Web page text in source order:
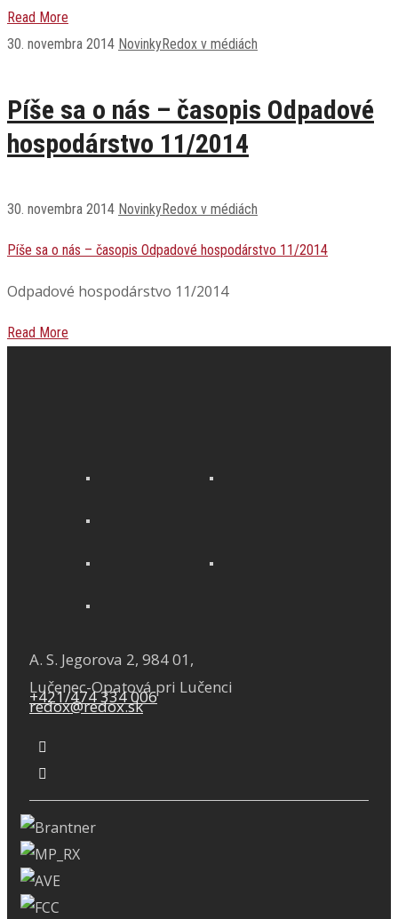
Read More
30. novembra 2014 NovinkyRedox v médiách
Píše sa o nás – časopis Odpadové
hospodárstvo 11/2014
30. novembra 2014 NovinkyRedox v médiách
Píše sa o nás – časopis Odpadové hospodárstvo 11/2014
Odpadové hospodárstvo 11/2014
Read More
A. S. Jegorova 2, 984 01,
Lučenec-Opatová pri Lučenci
+421/474 334 006
redox@redox.sk